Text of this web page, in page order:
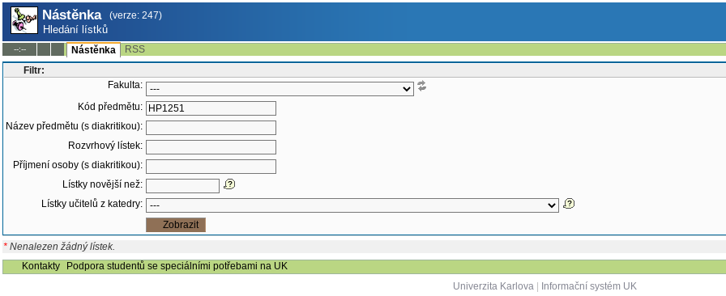
Nástěnka (verze: 247)
Hledání lístků
--:-- Nástěnka
RSS
Filtr:
Fakulta:
Kód předmětu:
Název předmětu (s diakritikou):
Rozvrhový lístek:
Příjmení osoby (s diakritikou):
Lístky novější než:
Lístky učitelů z katedry:
* Nenalezen žádný lístek.
Kontakty
Podpora studentů se speciálními potřebami na UK
Univerzita Karlova| Informační systém UK